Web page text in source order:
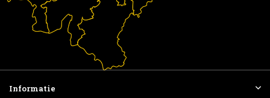
Informatie